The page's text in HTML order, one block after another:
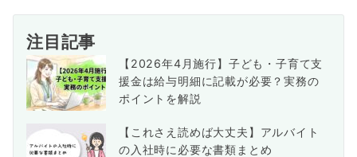
注目記事
【2026年4月施行】子ども・子育て支
援金は給与明細に記載が必要？実務の
ポイントを解説
【これさえ読めば大丈夫】アルバイト
の入社時に必要な書類まとめ